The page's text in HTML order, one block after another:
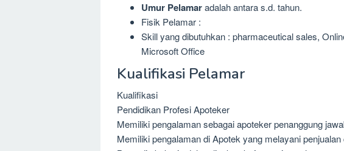
Umur Pelamaradalah antara s.d. tahun.
Fisik Pelamar :
Skill yang dibutuhkan : pharmaceutical sales,
Microsoft Office
Kualifikasi Pelamar
Kualifikasi
Pendidikan Profesi Apoteker
Memiliki pengalaman sebagai apoteker penanggung
Memiliki pengalaman di Apotek yang melayani